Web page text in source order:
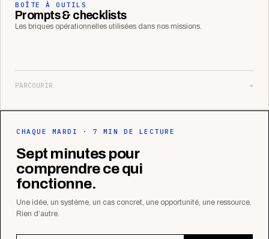
BOÎTE À OUTILS
Prompts & checklists
Les briques opérationnelles utilisées dans nos missions.
PARCOURIR →
CHAQUE MARDI · 7 MIN DE LECTURE
Sept minutes pour
comprendre ce qui
fonctionne.
Une idée, un système, un cas concret, une opportunité, une ressource.
Rien d’autre.